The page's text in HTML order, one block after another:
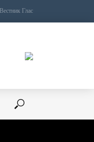
Вестник Глас